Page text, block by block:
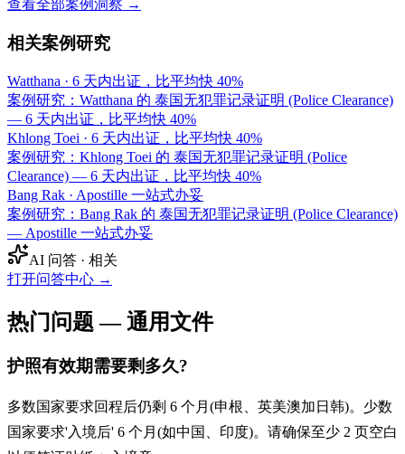
查看全部案例洞察 →
相关案例研究
Watthana · 6 天内出证，比平均快 40%
案例研究：Watthana 的 泰国无犯罪记录证明 (Police Clearance)
— 6 天内出证，比平均快 40%
Khlong Toei · 6 天内出证，比平均快 40%
案例研究：Khlong Toei 的 泰国无犯罪记录证明 (Police
Clearance) — 6 天内出证，比平均快 40%
Bang Rak · Apostille 一站式办妥
案例研究：Bang Rak 的 泰国无犯罪记录证明 (Police Clearance)
— Apostille 一站式办妥
AI 问答 · 相关
打开问答中心 →
热门问题 — 通用文件
护照有效期需要剩多久?
多数国家要求回程后仍剩 6 个月(申根、英美澳加日韩)。少数
国家要求'入境后' 6 个月(如中国、印度)。请确保至少 2 页空白